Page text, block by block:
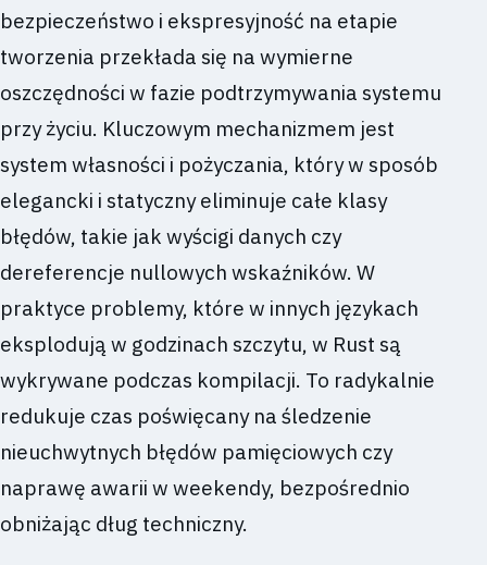
bezpieczeństwo i ekspresyjność na etapie
tworzenia przekłada się na wymierne
oszczędności w fazie podtrzymywania systemu
przy życiu. Kluczowym mechanizmem jest
system własności i pożyczania, który w sposób
elegancki i statyczny eliminuje całe klasy
błędów, takie jak wyścigi danych czy
dereferencje nullowych wskaźników. W
praktyce problemy, które w innych językach
eksplodują w godzinach szczytu, w Rust są
wykrywane podczas kompilacji. To radykalnie
redukuje czas poświęcany na śledzenie
nieuchwytnych błędów pamięciowych czy
naprawę awarii w weekendy, bezpośrednio
obniżając dług techniczny.